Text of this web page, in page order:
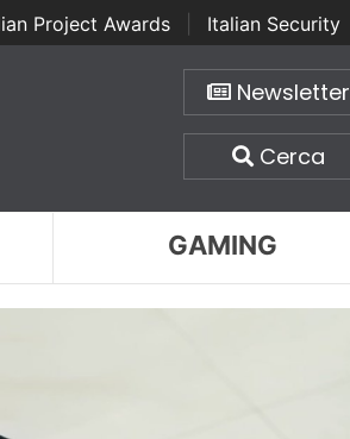
Project Awards
Italian Security
Newsletter
Cerca
GAMING